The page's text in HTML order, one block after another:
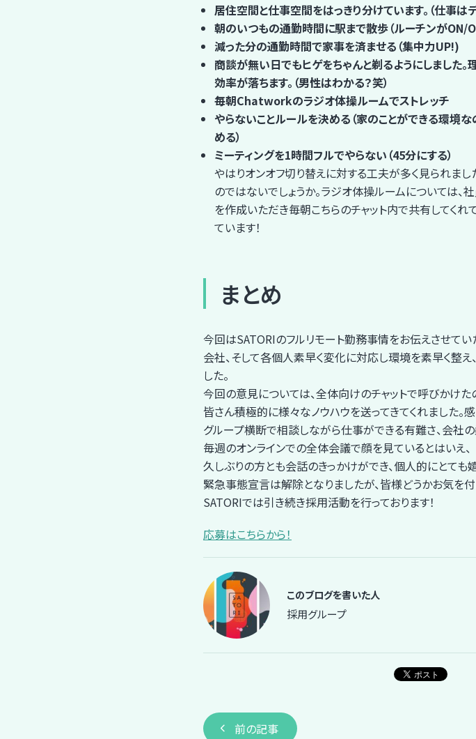
居住空間と仕事空間をはっきり分けています。（仕事は
朝のいつもの通勤時間に駅まで散歩（ルーチンがON/
減った分の通勤時間で家事を済ませる（集中力UP!)
商談が無い日でもヒゲをちゃんと剃るようにしました。
効率が落ちます。（男性はわかる？笑）
毎朝Chatworkのラジオ体操ルームでストレッチ
やらないことルールを決める（家のことができる環境
める）
ミーティングを1時間フルでやらない（45分にする）
やはりオンオフ切り替えに対する工夫が多く見られま
のではないでしょうか。ラジオ体操ルームについては
を作成いただき毎朝こちらのチャット内で共有してくれ
ています！
まとめ
今回はSATORIのフルリモート勤務事情をお伝えさせてい
会社、そして各個人素早く変化に対応し環境を素早く整
した。
今回の意見については、全体向けのチャットで呼びかけた
皆さん積極的に様々なノウハウを送ってきてくれました。感
グループ横断で相談しながら仕事ができる有難さ、会社
毎週のオンラインでの全体会議で顔を見ているとはいえ、
久しぶりの方とも会話のきっかけができ、個人的にとても
緊急事態宣言は解除となりましたが、皆様どうかお気を
SATORIでは引き続き採用活動を行っております！
応募はこちらから！
このブログを書いた人
採用グループ
投 前の記事